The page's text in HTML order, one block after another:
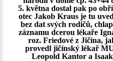
5. května dostal pak po
otec Jakob Kraus je tu
bez dat svých rodičů,
záznamu dcerou lékaře
roz. Friedové z Jičína,
provedl jičínský lékař
Leopold Kantor a